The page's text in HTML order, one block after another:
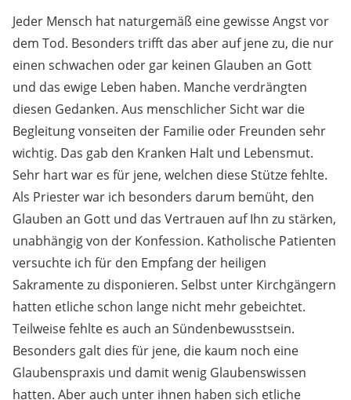
Jeder Mensch hat naturgemäß eine gewisse Angst vor
dem Tod. Besonders trifft das aber auf jene zu, die nur
einen schwachen oder gar keinen Glauben an Gott
und das ewige Leben haben. Manche verdrängten
diesen Gedanken. Aus menschlicher Sicht war die
Begleitung vonseiten der Familie oder Freunden sehr
wichtig. Das gab den Kranken Halt und Lebensmut.
Sehr hart war es für jene, welchen diese Stütze fehlte.
Als Priester war ich besonders darum bemüht, den
Glauben an Gott und das Vertrauen auf Ihn zu stärken,
unabhängig von der Konfession. Katholische Patienten
versuchte ich für den Empfang der heiligen
Sakramente zu disponieren. Selbst unter Kirchgängern
hatten etliche schon lange nicht mehr gebeichtet.
Teilweise fehlte es auch an Sündenbewusstsein.
Besonders galt dies für jene, die kaum noch eine
Glaubenspraxis und damit wenig Glaubenswissen
hatten. Aber auch unter ihnen haben sich etliche